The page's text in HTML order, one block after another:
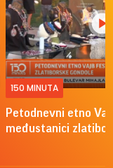
150 MINUTA
Petodnevni etno
međustanici